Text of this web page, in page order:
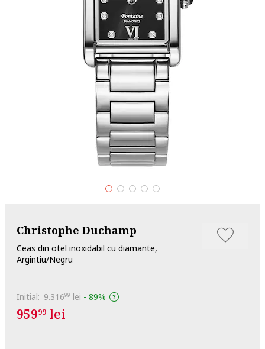
Christophe Duchamp
Ceas din otel inoxidabil cu diamante,
Argintiu/Negru
Initial: 9.31699 lei - 89%
95999 lei